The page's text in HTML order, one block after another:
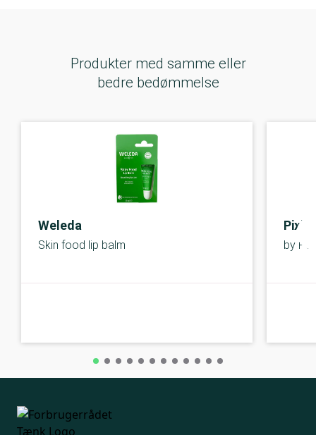
Produkter med samme eller
bedre bedømmelse
Weleda
Skin food lip balm
Pixi
by